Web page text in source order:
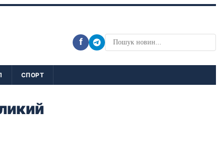
f
СПОРТ